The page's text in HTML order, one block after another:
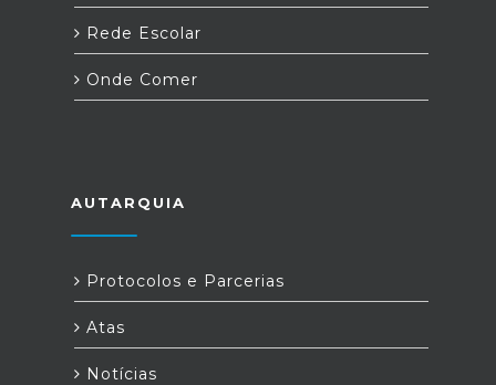
Rede Escolar
Onde Comer
AUTARQUIA
Protocolos e Parcerias
Atas
Notícias